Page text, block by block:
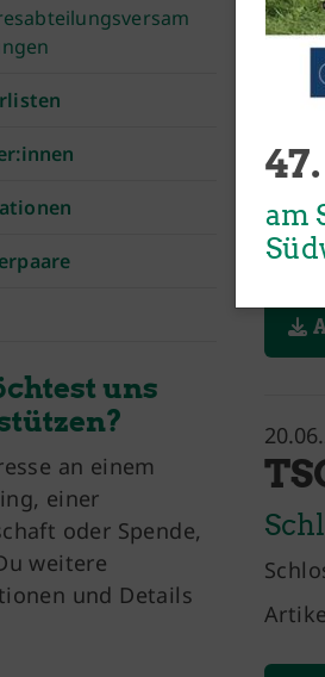
uns
an einem
einer
oder Spende,
weitere
und Details
1879 e. V.
Str. 2
2232 - 501050
schreiben
am